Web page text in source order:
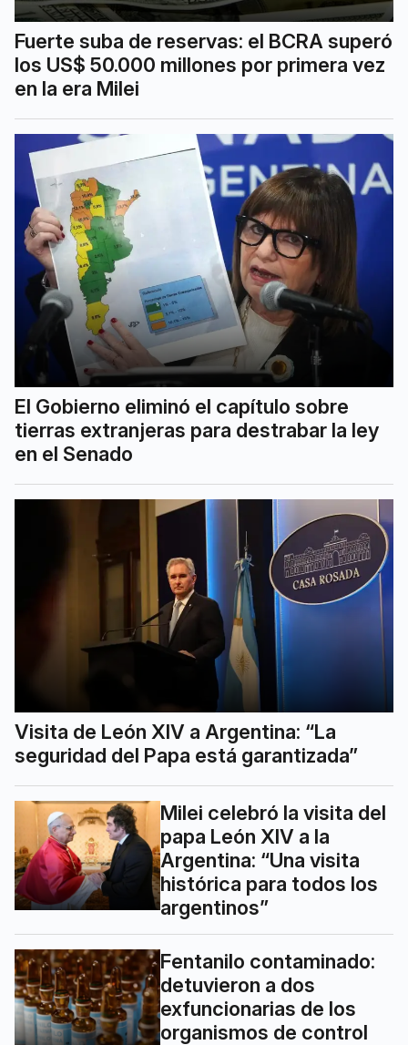
Fuerte suba de reservas: el BCRA superó
los US$ 50.000 millones por primera vez
en la era Milei
El Gobierno eliminó el capítulo sobre
tierras extranjeras para destrabar la ley
en el Senado
Visita de León XIV a Argentina: “La
seguridad del Papa está garantizada”
Milei celebró la visita del
papa León XIV a la
Argentina: “Una visita
histórica para todos los
argentinos”
Fentanilo contaminado:
detuvieron a dos
exfuncionarias de los
organismos de control